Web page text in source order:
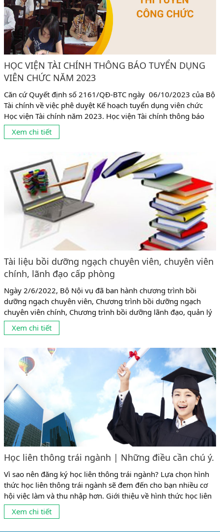
HỌC VIỆN TÀI CHÍNH THÔNG BÁO TUYỂN DỤNG
VIÊN CHỨC NĂM 2023
Căn cứ Quyết định số 2161/QĐ-BTC ngày 06/10/2023 của Bộ
Tài chính về việc phê duyệt Kế hoạch tuyển dụng viên chức
Học viện Tài chính năm 2023. Học viện Tài chính thông báo
tuyển dụng viên chức cụ thể như sau: 1. Chỉ tiêu tuyển dụng:
Tuyển dụng 63 chỉ tiêu giảng viên và 06 chỉ tiêu bao gồm:
Xem chi tiết
Tài liệu bồi dưỡng ngạch chuyên viên, chuyên viên
chính, lãnh đạo cấp phòng
Ngày 2/6/2022, Bộ Nội vụ đã ban hành chương trình bồi
dưỡng ngạch chuyên viên, Chương trình bồi dưỡng ngạch
chuyên viên chính, Chương trình bồi dưỡng lãnh đạo, quản lý
cấp phòng. Căn cứ chương trình Bộ Nội vụ đã ban hành thì Tài
liệu theo Nghị định 89/2021 mới của Chính Phủ, sẽ được áp
Xem chi tiết
Học liên thông trái ngành | Những điều cần chú ý.
Vì sao nên đăng ký học liên thông trái ngành? Lựa chọn hình
thức học liên thông trái ngành sẽ đem đến cho bạn nhiều cơ
hội việc làm và thu nhập hơn. Giới thiệu về hình thức học liên
thông trái ngành Trước đây, thông thường mọi người có
những suy nghĩ theo lối mòn là học ngành gì ở cao đẳng,...
Xem chi tiết